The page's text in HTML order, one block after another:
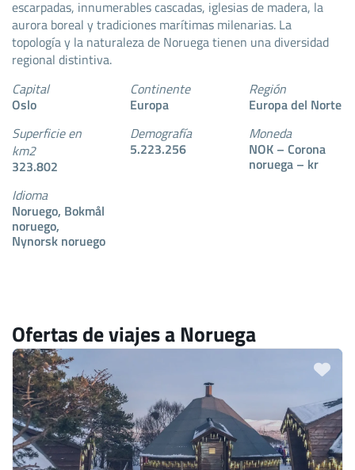
escarpadas, innumerables cascadas, iglesias de madera, la
aurora boreal y tradiciones marítimas milenarias. La
topología y la naturaleza de Noruega tienen una diversidad
regional distintiva.
Capital
Oslo
Continente
Europa
Región
Europa del Norte
Superficie en
km2
323.802
Demografía
5.223.256
Moneda
NOK – Corona
noruega – kr
Idioma
Noruego, Bokmål
noruego,
Nynorsk noruego
Ofertas de viajes a Noruega